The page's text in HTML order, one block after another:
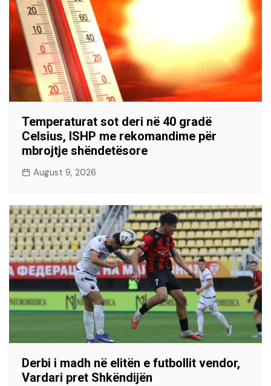
Temperaturat sot deri në 40 gradë
Celsius, ISHP me rekomandime për
mbrojtje shëndetësore
August 9, 2026
Derbi i madh në elitën e futbollit vendor,
Vardari pret Shkëndijën